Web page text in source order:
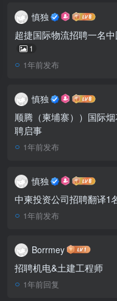
4
柬埔
科兴+辉
举改善营
税调整
慎独
超捷国际物流招聘一名
1
1年前发布
慎独
顺腾（柬埔寨））国际
聘启事
1年前发布
慎独
中柬投资公司招聘翻译1
1年前发布
Borrmey
招聘机电&土建工程师
1年前回复